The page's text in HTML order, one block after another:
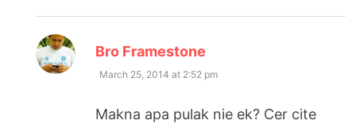
Bro Framestone
March 25, 2014 at 2:52 pm
Makna apa pulak nie ek? Cer cite